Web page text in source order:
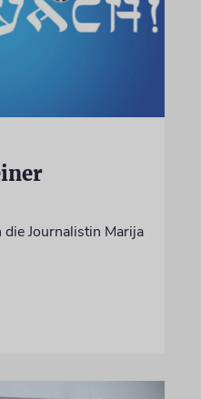
Journalistin Marija